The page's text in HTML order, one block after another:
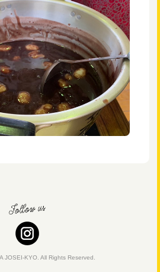
JOSEI-KYO. All Rights Reserved.